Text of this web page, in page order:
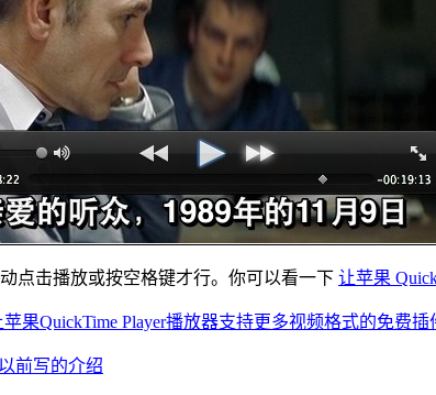
点击播放或按空格键才行。你可以看一下 让苹果
苹果QuickTime Player播放器支持更多视频格式的免费插
前写的介绍